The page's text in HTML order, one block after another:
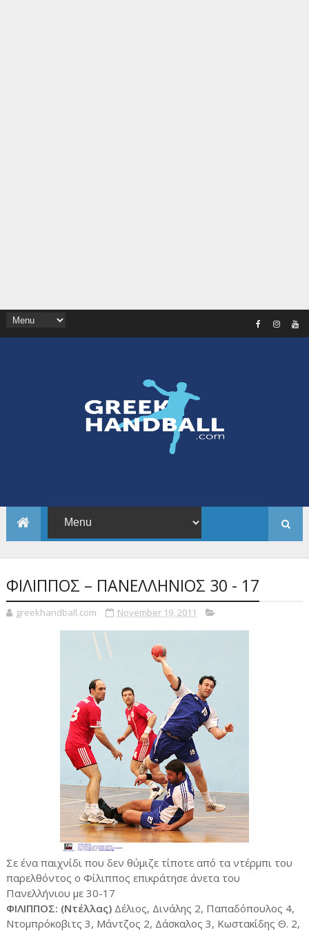
ΦΙΛΙΠΠΟΣ – ΠΑΝΕΛΛΗΝΙΟΣ 30 - 17
greekhandball.com November 19, 2011
Σε ένα παιχνίδι που δεν θύμιζε τίποτε από τα ντέρμπι του
παρελθόντος ο Φίλιππος επικράτησε άνετα του
Πανελλήνιου με 30-17
ΦΙΛΙΠΠΟΣ: (Ντέλλας)Δέλιος, Δινάλης 2, Παπαδόπουλος 4,
Ντομπρόκοβιτς 3, Μάντζος 2, Δάσκαλος 3, Κωστακίδης Θ. 2,